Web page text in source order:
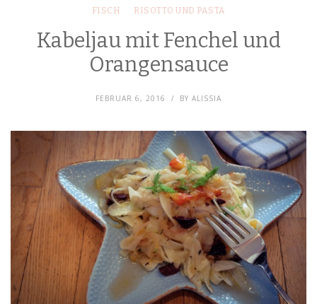
FISCH RISOTTO UND PASTA
Kabeljau mit Fenchel und
Orangensauce
FEBRUAR 6, 2016 BY ALISSIA